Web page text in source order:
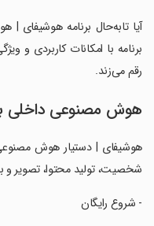
آیا تابه‌حال برنامه ‏‏‏‏‏هوشیفای |
برنامه با امکانات کاربردی و
رقم می‌زند.
هوش مصنوعی داخلی
شخصیت، تولید محتوا، تصویر و
‏‏‏- شروع رایگان